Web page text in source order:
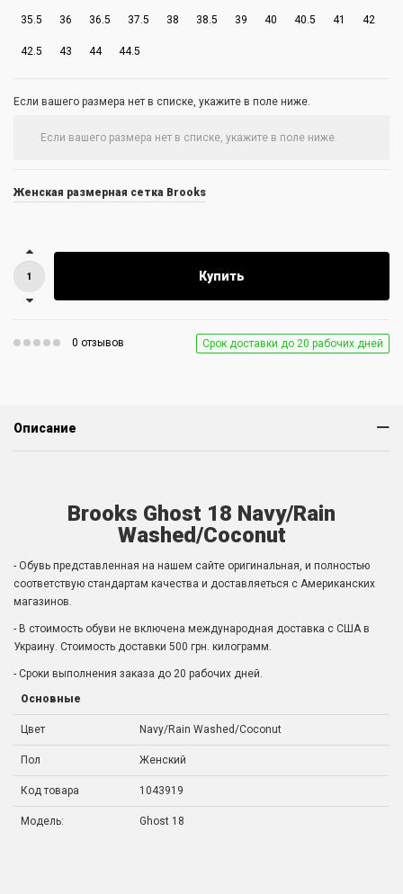
35.5 36 36.5 37.5 38 38.5 39 40 40.5 41 42
42.5 43 44 44.5
Если вашего размера нет в списке, укажите в поле ниже.
Женская размерная сетка Brooks
Купить
0 отзывов Срок доставки до 20 рабочих дней
Описание
Brooks Ghost 18 Navy/Rain
Washed/Coconut
- Обувь представленная на нашем сайте оригинальная, и полностью
соответствую стандартам качества и доставляеться с Американских
магазинов.
- В стоимость обуви не включена международная доставка с США в
Украину. Стоимость доставки 500 грн. килограмм.
- Сроки выполнения заказа до 20 рабочих дней.
Основные
Цвет Navy/Rain Washed/Coconut
Пол Женский
Код товара 1043919
Модель: Ghost 18